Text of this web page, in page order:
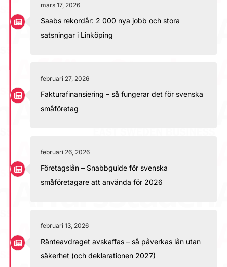
mars 17, 2026
Saabs rekordår: 2 000 nya jobb och stora
satsningar i Linköping
februari 27, 2026
Fakturafinansiering – så fungerar det för svenska
småföretag
februari 26, 2026
Företagslån – Snabbguide för svenska
småföretagare att använda för 2026
februari 13, 2026
Ränteavdraget avskaffas – så påverkas lån utan
säkerhet (och deklarationen 2027)